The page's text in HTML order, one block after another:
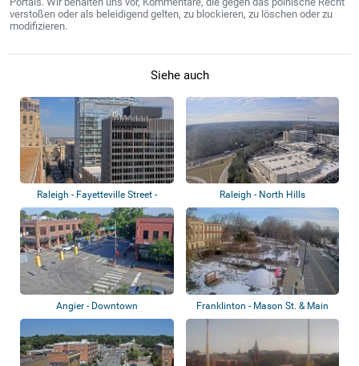
verstoßen oder als beleidigend gelten, zu blockieren, zu löschen oder zu
modifizieren.
Siehe auch
Raleigh - Fayetteville Street -
North Ca...
Raleigh - North Hills
Angier - Downtown
Franklinton - Mason St. & Main
St.